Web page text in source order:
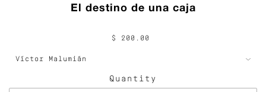
El destino de una caja
$ 200.00
Quantity